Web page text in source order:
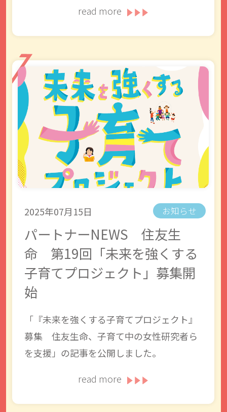
read more
2025年07月15日 お知らせ
パートナーNEWS 住友生
命 第19回「未来を強くする
子育てプロジェクト」募集開
始
「『未来を強くする子育てプロジェクト』
募集 住友生命、子育て中の女性研究者ら
を支援」の記事を公開しました。
read more